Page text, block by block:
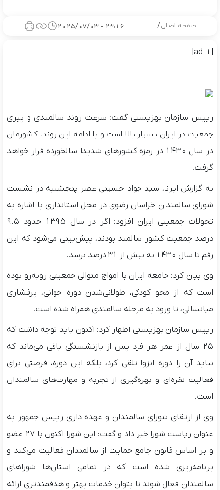
صفحه اصلی/
23:16 - 2025/07/03
[ad_1]
رییس سازمان بهزیستی گفت: سرعت روند سالمندی و پیری
جمعیت در ایران بسیار بالا است و با ادامه این روند، کشورمان
در سال ۱۴۳۰ در رمزه کشورهای شدیدا سالخورده قرار خواهد
گرفت.
به گزارش ایرنا، سید جواد حسینی عصر پنجشنبه در نشست
شورای سالمندان خراسان رضوی در محل استانداری با اشاره به
تحولات جمعیتی ایران افزود: اگر در سال ۱۳۹۵ حدود ۹.۵
درصد جمعیت کشور سالمند بودند، پیش‌بینی می‌شود که این
رقم تا سال ۱۴۳۰ به بیش از ۳۱ درصد برسد.
وی بیان کرد: جامعه ایران با امواج متوالی جمعیتی روبه‌رو بوده
است که از محو کودکی، طولانی‌شدن دوره جوانی، پرفشاری
میانسالی، تا ورود به مرحله سالمندی همراه شده است.
رییس سازمان بهزیستی اظهار کرد: اکنون باید توجه داشت که
۲۵ سال از عمر هر فرد پس از بازنشستگی باقی می‌ماند که
نباید آن را دوره انزوا تلقی کرد، بلکه این دوره، فرصتی برای
فعالیت نقره‌ای و بهره‌گیری از تجربه و مهارت‌های سالمندان
است.
وی از ارتقای شورای سالمندان و عهده داری رییس جمهور به
عنوان ریاست شورا خبر داد و گفت: این شورا اکنون با ۲۷ عضو
و بر اساس قانون جامع حمایت از سالمندان فعالیت می‌کند و
برنامه‌ریزی شده است که در تمامی استان‌ها شوراهای
سالمندان فعال شوند تا بتوان خدمات بهتر و هدفمندتری ارائه